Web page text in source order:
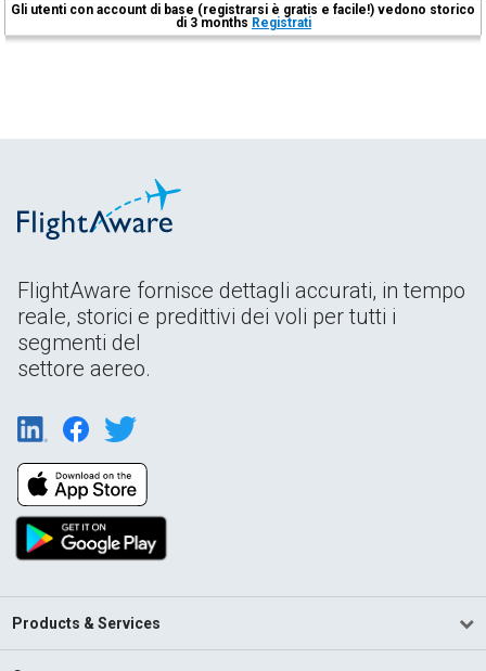
Gli utenti con account di base (registrarsi è gratis e facile!) vedono storico
di 3 months Registrati
FlightAware fornisce dettagli accurati, in tempo
reale, storici e predittivi dei voli per tutti i
segmenti del
settore aereo.
Products & Services